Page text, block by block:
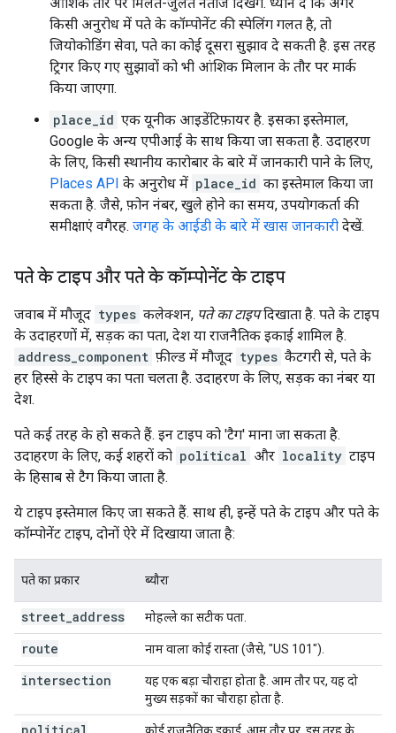
किसी अनुरोध में पते के कॉम्पोनेंट की स्पेलिंग गलत है, तो
जियोकोडिंग सेवा, पते का कोई दूसरा सुझाव दे सकती है. इस तरह
ट्रिगर किए गए सुझावों को भी आंशिक मिलान के तौर पर मार्क
किया जाएगा.
place_id एक यूनीक आइडेंटिफ़ायर है. इसका इस्तेमाल,
Google के अन्य एपीआई के साथ किया जा सकता है. उदाहरण
के लिए, किसी स्थानीय कारोबार के बारे में जानकारी पाने के लिए,
Places API के अनुरोध में place_id का इस्तेमाल किया जा
सकता है. जैसे, फ़ोन नंबर, खुले होने का समय, उपयोगकर्ता की
समीक्षाएं वगैरह. जगह के आईडी के बारे में खास जानकारी देखें.
पते के टाइप और पते के कॉम्पोनेंट के टाइप
जवाब में मौजूद types कलेक्शन, पते का टाइपदिखाता है. पते के टाइप
के उदाहरणों में, सड़क का पता, देश या राजनैतिक इकाई शामिल है.
address_component फ़ील्ड में मौजूद types कैटगरी से, पते के
हर हिस्से के टाइप का पता चलता है. उदाहरण के लिए, सड़क का नंबर या
देश.
पते कई तरह के हो सकते हैं. इन टाइप को 'टैग' माना जा सकता है.
उदाहरण के लिए, कई शहरों को political और locality टाइप
के हिसाब से टैग किया जाता है.
ये टाइप इस्तेमाल किए जा सकते हैं. साथ ही, इन्हें पते के टाइप और पते के
कॉम्पोनेंट टाइप, दोनों ऐरे में दिखाया जाता है:
पते का प्रकार ब्यौरा
street address मोहल्ले का सटीक पता.
route नाम वाला कोई रास्ता (जैसे, "US 101").
intersection
यह एक बड़ा चौराहा होता है. आम तौर पर, यह दो
मुख्य सड़कों का चौराहा होता है.